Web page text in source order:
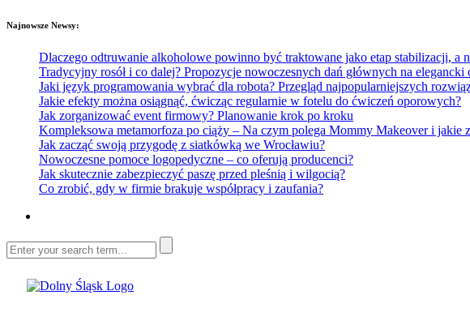
Najnowsze Newsy:
Dlaczego odtruwanie alkoholowe powinno być traktowane jako etap stabilizacji, a
Tradycyjny rosół i co dalej? Propozycje nowoczesnych dań głównych na elegancki
Jaki język programowania wybrać dla robota? Przegląd najpopularniejszych
Jakie efekty można osiągnąć, ćwicząc regularnie w fotelu do ćwiczeń oporowych?
Jak zorganizować event firmowy? Planowanie krok po kroku
Kompleksowa metamorfoza po ciąży – Na czym polega Mommy Makeover i jakie
Jak zacząć swoją przygodę z siatkówką we Wrocławiu?
Nowoczesne pomoce logopedyczne – co oferują producenci?
Jak skutecznie zabezpieczyć paszę przed pleśnią i wilgocią?
Co zrobić, gdy w firmie brakuje współpracy i zaufania?